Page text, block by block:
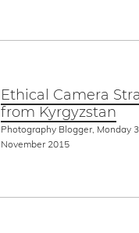
Ethical Camera
from Kyrgyzstan
Photography Blogger, Monday
November 2015